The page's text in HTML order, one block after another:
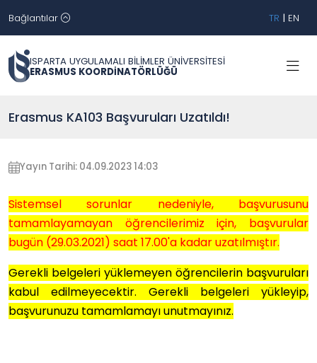
Bağlantılar TR | EN
ISPARTA UYGULAMALI BİLİMLER ÜNİVERSİTESİ
ERASMUS KOORDİNATÖRLÜĞÜ
Erasmus KA103 Başvuruları Uzatıldı!
Yayın Tarihi: 04.09.2023 14:03
Sistemsel sorunlar nedeniyle, başvurusunu
tamamlayamayan öğrencilerimiz için, başvurular
bugün (29.03.2021) saat 17.00'a kadar uzatılmıştır.
Gerekli belgeleri yüklemeyen öğrencilerin başvuruları
kabul edilmeyecektir. Gerekli belgeleri yükleyip,
başvurunuzu tamamlamayı unutmayınız.